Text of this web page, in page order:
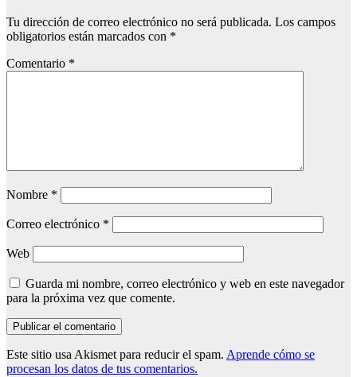
Tu dirección de correo electrónico no será publicada. Los campos
obligatorios están marcados con *
Comentario *
Nombre *
Correo electrónico *
Web
Guarda mi nombre, correo electrónico y web en este navegador
para la próxima vez que comente.
Este sitio usa Akismet para reducir el spam. Aprende cómo se
procesan los datos de tus comentarios.